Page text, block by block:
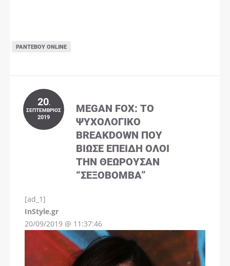
ΡΑΝΤΕΒΟΎ ONLINE
20.
ΣΕΠΤΈΜΒΡΙΟΣ
2019
MEGAN FOX: ΤΟ
ΨΥΧΟΛΟΓΙΚΌ
BREAKDOWN ΠΟΥ
ΒΊΩΣΕ ΕΠΕΙΔΉ ΌΛΟΙ
ΤΗΝ ΘΕΩΡΟΎΣΑΝ
“ΣΕΞΟΒΌΜΒΑ”
[ad_1]
InStyle.gr
20/09/2019 @ 11:37:46